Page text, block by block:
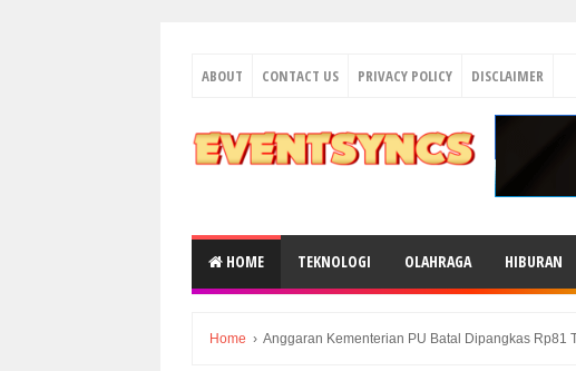
ABOUT CONTACT US PRIVACY POLICY DISCLAIMER
HOME TEKNOLOGI OLAHRAGA HIBURAN
Home › Anggaran Kementerian PU Batal Dipangkas Rp81